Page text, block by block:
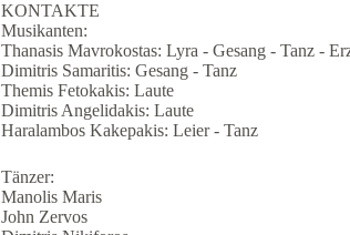
KONTAKTE
Musikanten:
Thanasis Mavrokostas: Lyra - Gesang - Tanz -
Dimitris Samaritis: Gesang - Tanz
Themis Fetokakis: Laute
Dimitris Angelidakis: Laute
Haralambos Kakepakis: Leier - Tanz
Tänzer:
Manolis Maris
John Zervos